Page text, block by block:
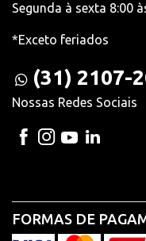
Segunda à sexta 8:00
*Exceto feriados
(31) 2107-
Nossas Redes Sociais
FORMAS DE